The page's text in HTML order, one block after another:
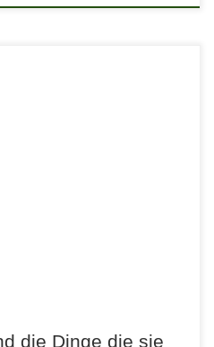
die Dinge die sie